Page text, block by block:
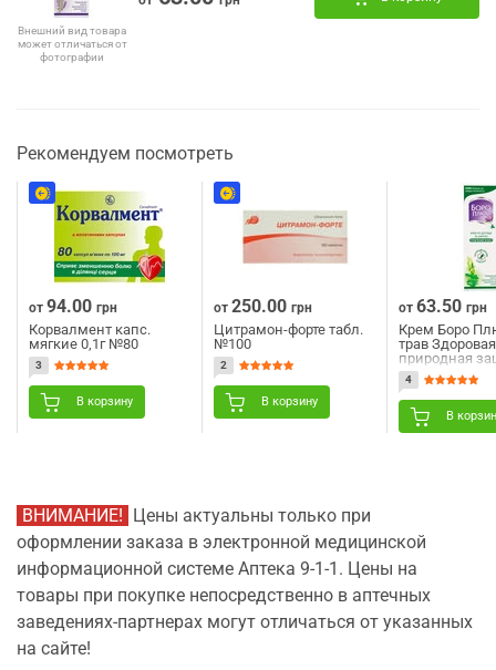
Внешний вид товара
может отличаться от
фотографии
Рекомендуем посмотреть
от 94.00 грн
Корвалмент капс.
мягкие 0,1г №80
3
В корзину
от 250.00 грн
Цитрамон-форте табл.
№100
2
В корзину
от 63.50 грн
Крем Боро
трав
природная
увлажнение и
зеленый 25
4
В
ВНИМАНИЕ! Цены актуальны только при
оформлении заказа в электронной медицинской
информационной системе Аптека 9-1-1. Цены на
товары при покупке непосредственно в аптечных
заведениях-партнерах могут отличаться от указанных
на сайте!